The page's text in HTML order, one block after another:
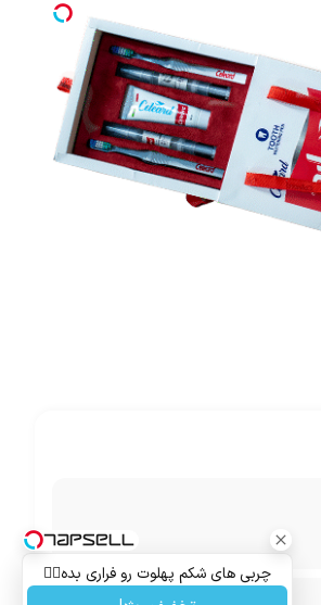
چربی های شکم پهلوت رو فراری بده👌🏻